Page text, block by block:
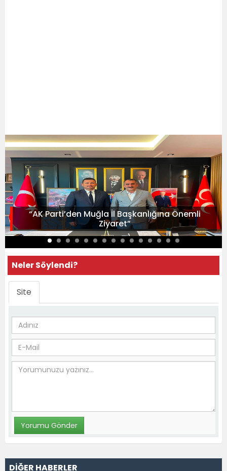
“AK Parti’den Muğla İl Başkanlığına Önemli
Ziyaret”
Neler Söylendi?
Site
DİĞER HABERLER